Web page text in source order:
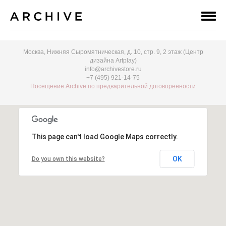
This page can't load Google Maps correctly.
Do you own this website? OK
Москва, Нижняя Сыромятническая, д. 10, стр. 9, 2 этаж (Центр
дизайна Artplay)
info@archivestore.ru
+7 (495) 921-14-75
Посещение Archive по предварительной договоренности